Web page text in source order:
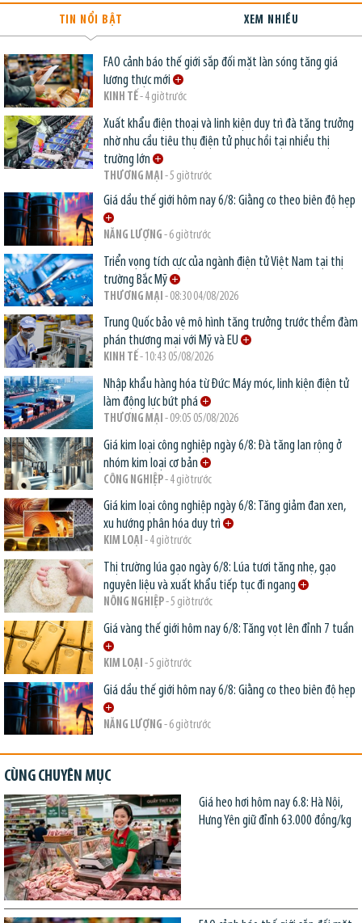
TIN NỔI BẬT XEM NHIỀU
FAO cảnh báo thế giới sắp đối mặt làn sóng tăng giá
lương thực mới
KINH TẾ- 4 giờ trước
Xuất khẩu điện thoại và linh kiện duy trì đà tăng trưởng
nhờ nhu cầu tiêu thụ điện tử phục hồi tại nhiều thị
trường lớn
THƯƠNG MẠI - 5 giờ trước
Giá dầu thế giới hôm nay 6/8: Giằng co theo biên độ hẹp
NĂNG LƯỢNG - 6 giờ trước
Triển vọng tích cực của ngành điện tử Việt Nam tại thị
trường Bắc Mỹ
THƯƠNG MẠI - 08:30 04/08/2026
Trung Quốc bảo vệ mô hình tăng trưởng trước thềm đàm
phán thương mại với Mỹ và EU
KINH TẾ- 10:43 05/08/2026
Nhập khẩu hàng hóa từ Đức: Máy móc, linh kiện điện tử
làm động lực bứt phá
THƯƠNG MẠI - 09:05 05/08/2026
Giá kim loại công nghiệp ngày 6/8: Đà tăng lan rộng ở
nhóm kim loại cơ bản
CÔNG NGHIỆP- 4 giờ trước
Giá kim loại công nghiệp ngày 6/8: Tăng giảm đan xen,
xu hướng phân hóa duy trì
KIM LOẠI - 4 giờ trước
Thị trường lúa gạo ngày 6/8: Lúa tươi tăng nhẹ, gạo
nguyên liệu và xuất khẩu tiếp tục đi ngang
NÔNG NGHIỆP- 5 giờ trước
Giá vàng thế giới hôm nay 6/8: Tăng vọt lên đỉnh 7 tuần
KIM LOẠI - 5 giờ trước
Giá dầu thế giới hôm nay 6/8: Giằng co theo biên độ hẹp
NĂNG LƯỢNG - 6 giờ trước
CÙNG CHUYÊN MỤC
Giá heo hơi hôm nay 6.8: Hà Nội,
Hưng Yên giữ đỉnh 63.000 đồng/kg